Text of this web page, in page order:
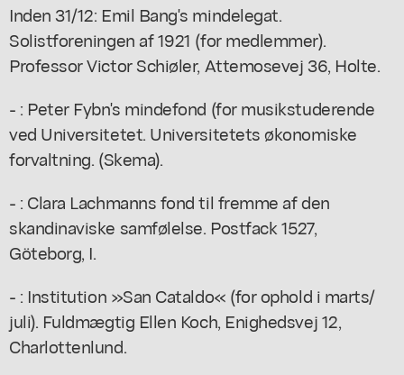
Inden 31/12: Emil Bang's mindelegat.
Solistforeningen af 1921 (for medlemmer).
Professor Victor Schiøler, Attemosevej 36, Holte.
- : Peter Fybn's mindefond (for musikstuderende
ved Universitetet. Universitetets økonomiske
forvaltning. (Skema).
- : Clara Lachmanns fond til fremme af den
skandinaviske samfølelse. Postfack 1527,
Göteborg, I.
- : Institution »San Cataldo« (for ophold i marts/
juli). Fuldmægtig Ellen Koch, Enighedsvej 12,
Charlottenlund.